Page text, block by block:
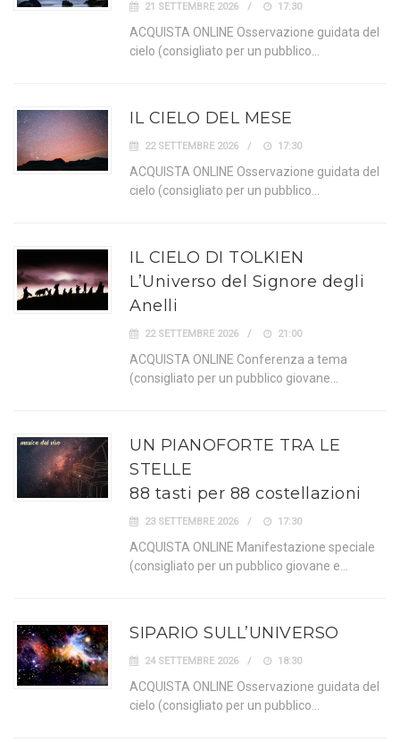
21 SETTEMBRE 2026 17:30
ACQUISTA ONLINE Osservazione guidata del
cielo (consigliato per un pubblico…
IL CIELO DEL MESE
22 SETTEMBRE 2026 17:30
ACQUISTA ONLINE Osservazione guidata del
cielo (consigliato per un pubblico…
IL CIELO DI TOLKIEN
L’Universo del Signore degli
Anelli
22 SETTEMBRE 2026 21:00
ACQUISTA ONLINE Conferenza a tema
(consigliato per un pubblico giovane…
UN PIANOFORTE TRA LE
STELLE
88 tasti per 88 costellazioni
23 SETTEMBRE 2026 17:30
ACQUISTA ONLINE Manifestazione speciale
(consigliato per un pubblico giovane e…
SIPARIO SULL’UNIVERSO
24 SETTEMBRE 2026 18:30
ACQUISTA ONLINE Osservazione guidata del
cielo (consigliato per un pubblico…